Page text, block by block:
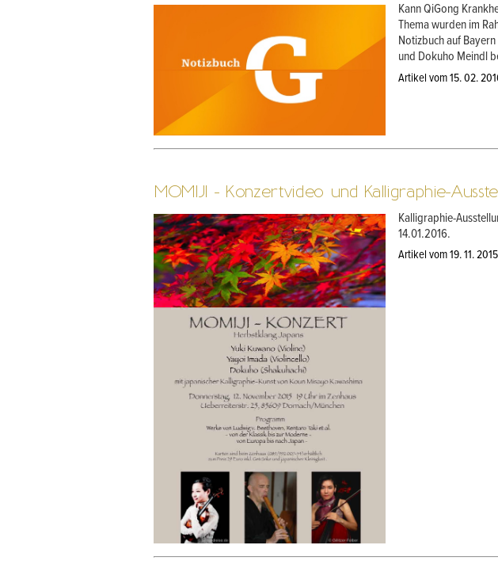
Kann QiGong
Thema wurden im
Notizbuch auf
und Dokuho Meindl
Artikel vom 15. 02.
MOMIJI - Konzertvideo und Kalligraphie-
Kalligraphie-
14.01.2016.
Artikel vom 19. 11.